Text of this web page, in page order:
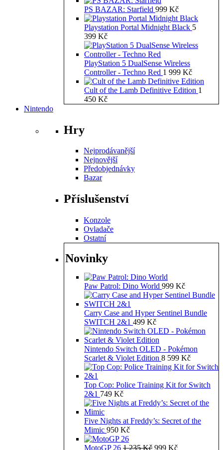
PS BAZAR: Starfield 999 Kč
Playstation Portal Midnight Black 5
399 Kč
PlayStation 5 DualSense Wireless
Controller - Techno Red 1 999 Kč
Cult of the Lamb Definitive Edition 1
450 Kč
Nintendo
Hry
Nejprodávanější
Nejnovější
Předobjednávky
Bazar
Příslušenství
Konzole
Ovladače
Ostatní
Novinky
Paw Patrol: Dino World 999 Kč
Carry Case and Hyper Sentinel Bundle
SWITCH 2&1 499 Kč
Nintendo Switch OLED - Pokémon
Scarlet & Violet Edition 8 599 Kč
Top Cop: Police Training Kit for Switch
2&1 749 Kč
Five Nights at Freddy’s: Secret of the
Mimic 950 Kč
MotoGP 26 1 235Kč Původní
999 KčAktuální